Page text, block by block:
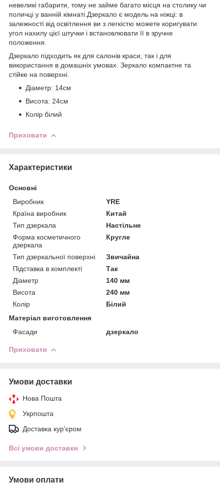
невеликі габарити, тому не займе багато місця на столику чи
поличці у ванній кімнаті.Дзеркало є модель на ніжці: в
залежності від освітлення ви з легкістю можете коригувати
угол нахилу цієї штучки і встановлювати її в зручне
положення.
Дзеркало підходить як для салонів краси, так і для
використання в домашніх умовах. Зеркало компактне та
стійке на поверхні.
Діаметр: 14см
Висота: 24см
Колір білий
Приховати
Характеристики
Основні
Виробник
YRE
Країна виробник
Китай
Тип дзеркала
Настільне
Форма косметичного
дзеркала
Кругле
Тип дзеркальної поверхні
Звичайна
Підставка в комплекті
Так
Діаметр
140 мм
Висота
240 мм
Колір
Білий
Матеріал виготовлення
Фасади
дзеркало
Приховати
Умови доставки
Нова Пошта
Укрпошта
Доставка кур'єром
Всі умови доставки
Умови оплати